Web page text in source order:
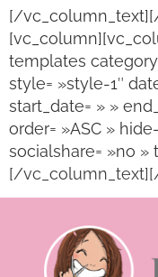
[/
templates
style= »style-1″
start_date= » »
order= »ASC »
socialshare= »no »
[/